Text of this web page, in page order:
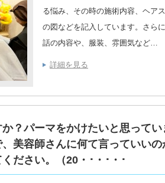
る悩み、その時の施術内容、ヘア
の図などを記入しています。さら
話の内容や、服装、雰囲気など…
詳細を見る
？パーマをかけたいと思ってい
美容師さんに何て言っていいの
ださい。（20・･・･・･